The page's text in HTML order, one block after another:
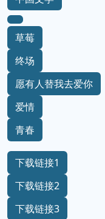
草莓
终场
愿有人替我去爱你
爱情
青春
下载链接1
下载链接2
下载链接3